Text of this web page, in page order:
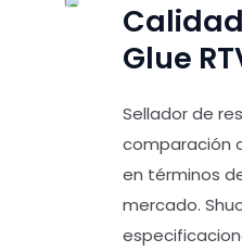
Glue
Sellador de
comparación
en términos
mercado.